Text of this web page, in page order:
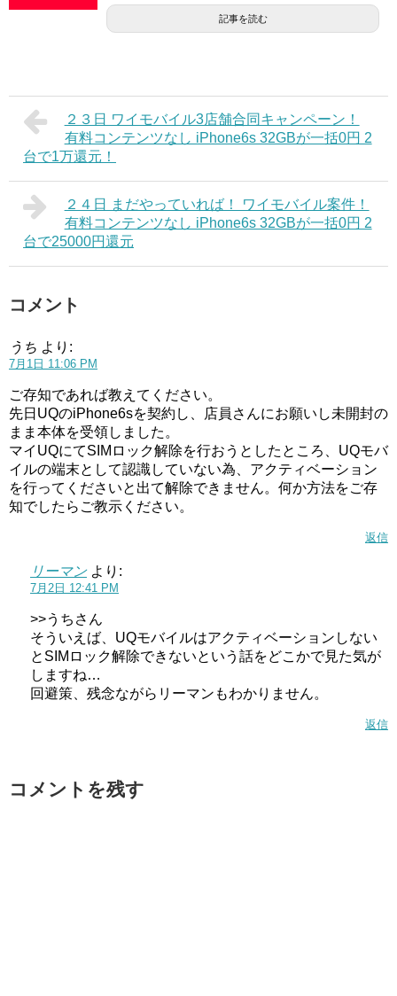
記事を読む
２３日 ワイモバイル3店舗合同キャンペーン！
有料コンテンツなし iPhone6s 32GBが一括0円 2
台で1万還元！
２４日 まだやっていれば！ ワイモバイル案件！
有料コンテンツなし iPhone6s 32GBが一括0円 2
台で25000円還元
コメント
うち より:
7月1日 11:06 PM
ご存知であれば教えてください。
先日UQのiPhone6sを契約し、店員さんにお願いし未開封の
まま本体を受領しました。
マイUQにてSIMロック解除を行おうとしたところ、UQモバ
イルの端末として認識していない為、アクティベーション
を行ってくださいと出て解除できません。何か方法をご存
知でしたらご教示ください。
返信
リーマン より:
7月2日 12:41 PM
>>うちさん
そういえば、UQモバイルはアクティベーションしない
とSIMロック解除できないという話をどこかで見た気が
しますね…
回避策、残念ながらリーマンもわかりません。
返信
コメントを残す